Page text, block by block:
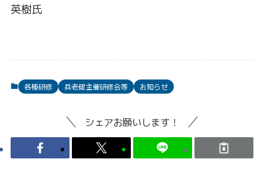
英樹氏
各種研修 兵老健主催研修会等 お知らせ
シェアお願いします！